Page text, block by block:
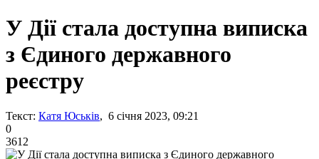
У Дії стала доступна виписка
з Єдиного державного
реєстру
Текст: Катя Юськів, 6 січня 2023, 09:21
0
3612